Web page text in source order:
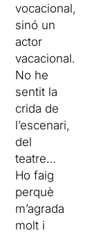
vocacional,
sinó un
actor
vacacional.
No he
sentit la
crida de
l’escenari,
del
teatre…
Ho faig
perquè
m’agrada
molt i